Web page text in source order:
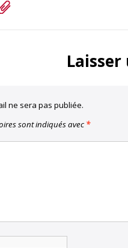
Copy
ne sera pas publiée.
sont indiqués avec *